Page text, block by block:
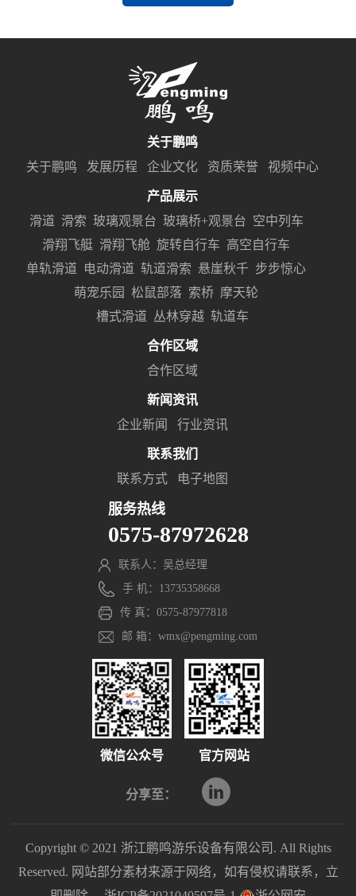
关于鹏鸣
关于鹏鸣
发展历程 企业文化 资质荣誉 视频中心
产品展示
滑道 滑索 玻璃观景台 玻璃桥+观景台 空中列车
滑翔飞艇 滑翔飞舱 旋转自行车 高空自行车
单轨滑道
电动滑道 轨道滑索 悬崖秋千 步步惊心
萌宠乐园
松鼠部落 索桥 摩天轮
槽式滑道 丛林穿越 轨道车
合作区域
合作区域
新闻资讯
企业新闻
行业资讯
联系我们
联系方式
电子地图
服务热线
0575-87972628
联系人：吴总经理
手 机：13735358668
传 真：0575-87977818
邮 箱：wmx@pengming.com
微信公众号 官方网站
分享至：
Copyright © 2021 浙江鹏鸣游乐设备有限公司. All Rights
Reserved. 网站部分素材来源于网络，如有侵权请联系，立